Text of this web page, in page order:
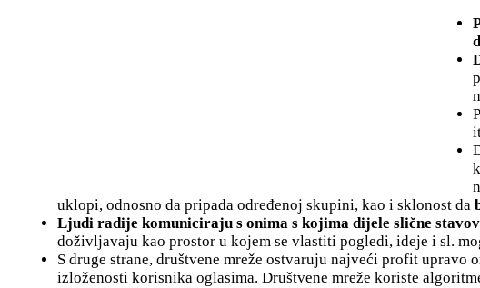
uklopi, odnosno da pripada određenoj skupini, kao i sklonost da
Ljudi radije komuniciraju s onima s kojima dijele slične
doživljavaju kao prostor u kojem se vlastiti pogledi, ideje i sl.
S druge strane, društvene mreže ostvaruju najveći profit
izloženosti korisnika oglasima. Društvene mreže koriste